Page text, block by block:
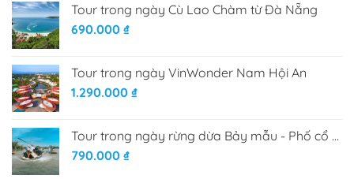
Tour trong ngày Cù Lao Chàm từ Đà Nẵng
690.000 ₫
Tour trong ngày VinWonder Nam Hội An
1.290.000 ₫
Tour trong ngày rừng dừa Bảy mẫu - Phố cổ Hội An
790.000 ₫